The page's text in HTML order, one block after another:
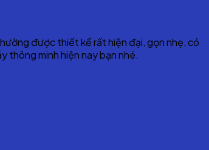
được thiết kế rất hiện đại, gọn nhẹ, có
thông minh hiện nay bạn nhé.